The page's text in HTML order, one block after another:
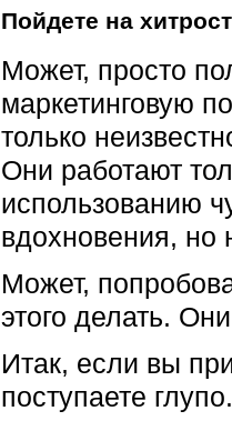
Пойдете на
Может, просто
маркетинговую
только
Они работают
использованию
вдохновения, но
Может,
этого делать.
Итак, если вы
поступаете